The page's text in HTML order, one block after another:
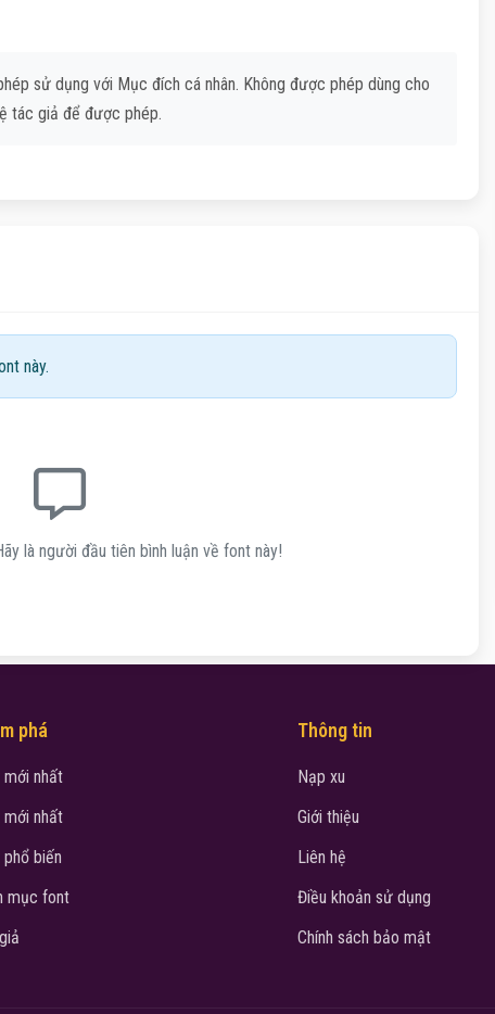
sử dụng với Mục đích cá nhân. Không được phép dùng cho
tác giả để được phép.
này.
là người đầu tiên bình luận về font này!
phá
mới nhất
mới nhất
phổ biến
mục font
Thông tin
Nạp xu
Giới thiệu
Liên hệ
Điều khoản sử dụng
Chính sách bảo mật